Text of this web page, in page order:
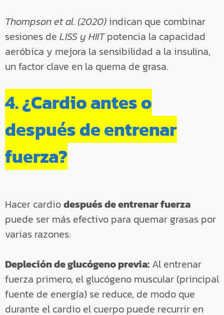
Thompson et al. (2020) indican que combinar
sesiones de LISS y HIITpotencia la capacidad
aeróbica y mejora la sensibilidad a la insulina,
un factor clave en la quema de grasa.
4. ¿Cardio antes o
después de entrenar
fuerza?
Hacer cardiodespués de entrenar fuerza
puede ser más efectivo para quemar grasas por
varias razones:
Depleción de glucógeno previa: Al entrenar
fuerza primero, el glucógeno muscular (principal
fuente de energía) se reduce, de modo que
durante el cardio el cuerpo puede recurrir en